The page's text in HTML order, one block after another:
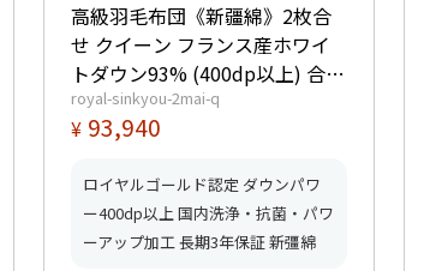
高級羽毛布団《新疆綿》2枚合
せ クイーン フランス産ホワイ
トダウン93% (400dp以上) 合掛
1.3kg、薄掛0.6kg 【5つ星ロイ
ヤルゴールド取得】【グッドふ
royal-sinkyou-2mai-q
¥ 93,940
ロイヤルゴールド認定 ダウンパワ
ー400dp以上 国内洗浄・抗菌・パワ
ーアップ加工 長期3年保証 新彊綿